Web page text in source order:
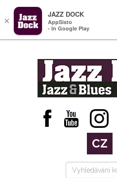
CZ
×
JAZZ DOCK
AppSisto
- In Google Play